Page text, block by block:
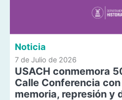
Noticia
7 de Julio de 2026
USACH conmemora
Calle Conferencia
memoria, represión y